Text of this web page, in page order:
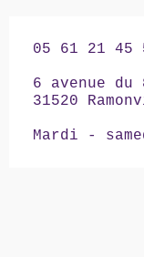
05 61 21 45
6 avenue du
31520
Mardi -